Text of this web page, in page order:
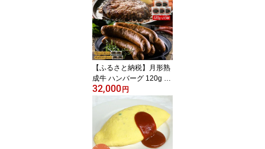
白米 お米 こめ コメ おこ
め 最短配送 特A 北海道
産 北海道米 お届け：最
短5営業日～10日程度、
準備整い次第順次発送
【ふるさと納税】月形熟
成牛 ハンバーグ 120g ×
5個 ソーセージ プレーン
チョリソー 30g × 4本 各
2パック 計1080g 添加物
不使用 セット ブランド
高級 グルメ お取り寄せ
肉汁 焼肉 鉄板焼 ギフト
32,000 円